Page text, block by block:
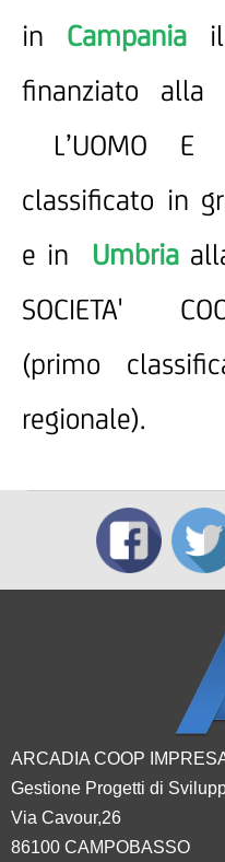
in Campania
finanziato alla
L’UOMO E
classificato in
e in Umbria
SOCIETA'
(primo
regionale).
ARCADIA COOP
Gestione Progetti di
Via Cavour,26
86100 CAMPOBASSO